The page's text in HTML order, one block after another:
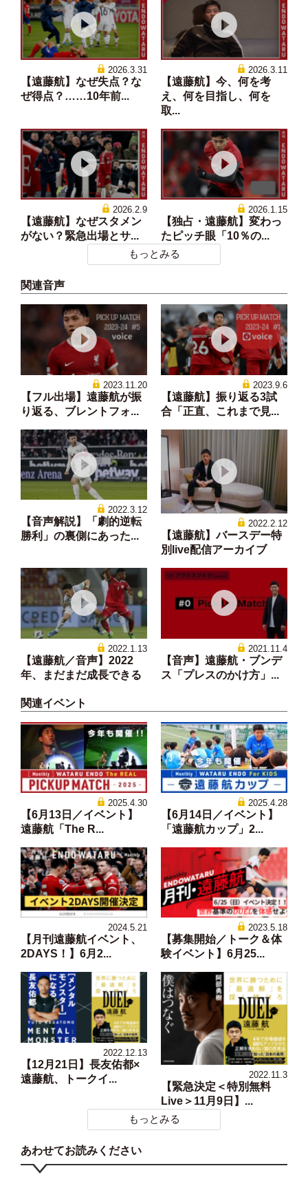
2026.3.31
【遠藤航】なぜ失点？な
ぜ得点？……10年前...
2026.3.11
【遠藤航】今、何を考
え、何を目指し、何を
取...
2026.2.9
【遠藤航】なぜスタメン
がない？緊急出場とサ...
2026.1.15
【独占・遠藤航】変わっ
たピッチ眼「10％の...
もっとみる
関連音声
2023.11.20
【フル出場】遠藤航が振
り返る、ブレントフォ...
2023.9.6
【遠藤航】振り返る3試
合「正直、これまで見...
2022.3.12
【音声解説】「劇的逆転
勝利」の裏側にあった...
2022.2.12
【遠藤航】バースデー特
別live配信アーカイブ
2022.1.13
【遠藤航／音声】2022
年、まだまだ成長できる
2021.11.4
【音声】遠藤航・ブンデ
ス「プレスのかけ方」...
関連イベント
2025.4.30
【6月13日／イベント】
遠藤航「The R...
2025.4.28
【6月14日／イベント】
「遠藤航カップ」2...
2024.5.21
【月刊遠藤航イベント、
2DAYS！】6月2...
2023.5.18
【募集開始／トーク＆体
験イベント】6月25...
2022.12.13
【12月21日】長友佑都×
遠藤航、トークイ...
2022.11.3
【緊急決定＜特別無料
Live＞11月9日】...
もっとみる
あわせてお読みください